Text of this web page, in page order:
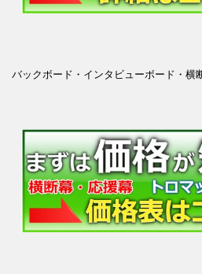
バックボード・インタビューボード・